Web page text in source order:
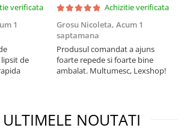
verificata
1
de
Achizitie verificata
Grosu Nicoleta, Acum 1
saptamana
Produsul comandat a ajuns
foarte repede si foarte bine
ambalat. Multumesc, Lexshop!
NOUTATI